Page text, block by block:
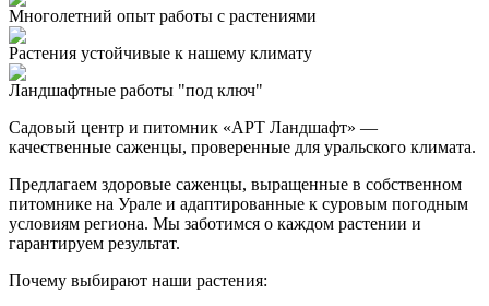
Многолетний опыт работы с растениями
Растения устойчивые к нашему климату
Ландшафтные работы "под ключ"
Садовый центр и питомник «АРТ Ландшафт» —
качественные саженцы, проверенные для уральского климата.
Предлагаем здоровые саженцы, выращенные в собственном
питомнике на Урале и адаптированные к суровым погодным
условиям региона. Мы заботимся о каждом растении и
гарантируем результат.
Почему выбирают наши растения: